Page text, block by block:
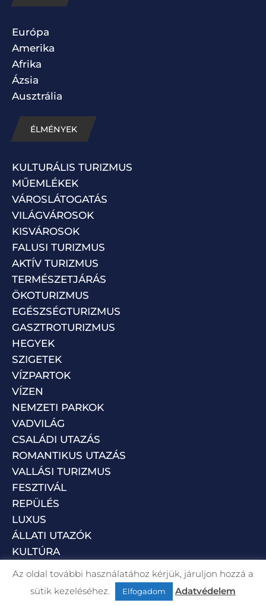
Európa
Amerika
Afrika
Ázsia
Ausztrália
ÉLMÉNYEK
KULTURÁLIS TURIZMUS
MŰEMLÉKEK
VÁROSLÁTOGATÁS
VILÁGVÁROSOK
KISVÁROSOK
FALUSI TURIZMUS
AKTÍV TURIZMUS
TERMÉSZETJÁRÁS
ÖKOTURIZMUS
EGÉSZSÉGTURIZMUS
GASZTROTURIZMUS
HEGYEK
SZIGETEK
VÍZPARTOK
VÍZEN
NEMZETI PARKOK
VADVILÁG
CSALÁDI UTAZÁS
ROMANTIKUS UTAZÁS
VALLÁSI TURIZMUS
FESZTIVÁL
REPÜLÉS
LUXUS
ÁLLATI UTAZÓK
KULTÚRA
Az oldal további használatához kérjük, járuljon hozzá a
sütik kezeléséhez.
Elfogadom Adatvédelem